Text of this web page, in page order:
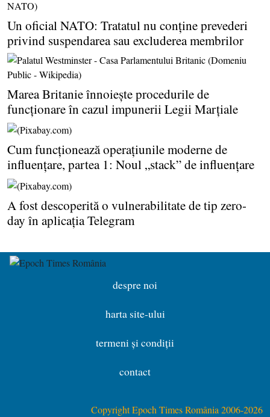
Un oficial NATO: Tratatul nu conţine prevederi
privind suspendarea sau excluderea membrilor
Marea Britanie înnoieşte procedurile de
funcţionare în cazul impunerii Legii Marţiale
Cum funcţionează operaţiunile moderne de
influenţare, partea 1: Noul „stack” de influenţare
A fost descoperită o vulnerabilitate de tip zero-
day în aplicaţia Telegram
despre noi
harta site-ului
termeni și condiții
contact
Copyright Epoch Times România 2006-2026